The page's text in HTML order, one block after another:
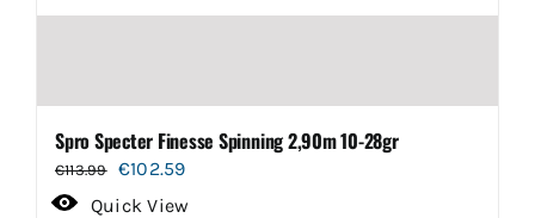
Spro Specter Finesse Spinning 2,90m 10-28gr
€113.99
Oorspronkelijke
prijs
€102.59Huidige
prijs
Quick View